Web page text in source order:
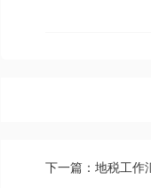
下一篇：地税工作